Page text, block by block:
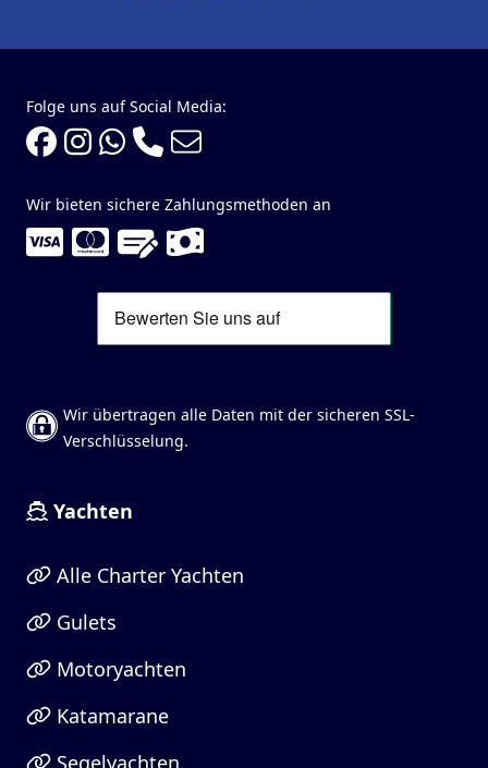
Folge uns auf Social Media:
Wir bieten sichere Zahlungsmethoden an
Wir übertragen alle Daten mit der sicheren SSL-
Verschlüsselung.
Yachten
Alle Charter Yachten
Gulets
Motoryachten
Katamarane
Segelyachten